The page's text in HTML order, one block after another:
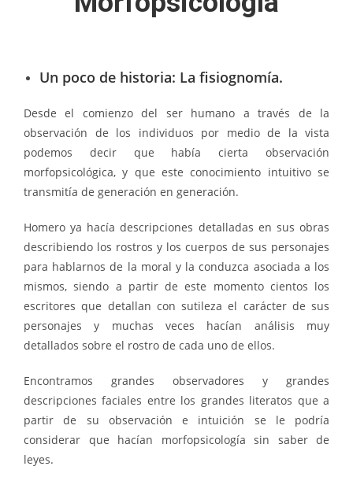
Un poco de historia: La fisiognomía.
Desde el comienzo del ser humano a través de la
observación de los individuos por medio de la vista
podemos decir que había cierta observación
morfopsicológica, y que este conocimiento intuitivo se
transmitía de generación en generación.
Homero ya hacía descripciones detalladas en sus obras
describiendo los rostros y los cuerpos de sus personajes
para hablarnos de la moral y la conduzca asociada a los
mismos, siendo a partir de este momento cientos los
escritores que detallan con sutileza el carácter de sus
personajes y muchas veces hacían análisis muy
detallados sobre el rostro de cada uno de ellos.
Encontramos grandes observadores y grandes
descripciones faciales entre los grandes literatos que a
partir de su observación e intuición se le podría
considerar que hacían morfopsicología sin saber de
leyes.